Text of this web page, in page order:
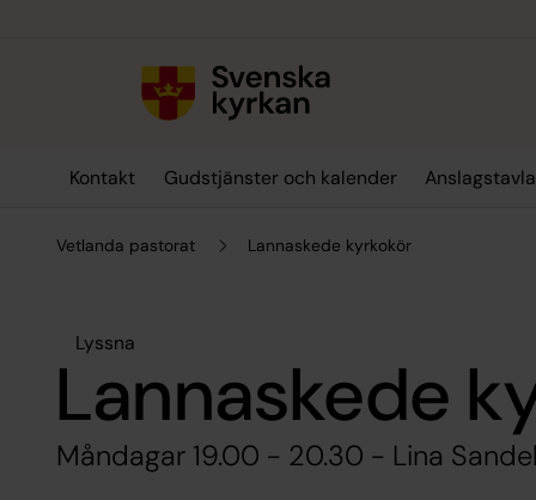
Kontakt Gudstjänster och kalender
Vetlanda pastorat Lannaskede kyrkokör
Lyssna
Lannaskede
Måndagar 19.00 - 20.30 - Lina